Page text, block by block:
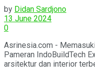
by Didan Sardjono
13 June 2024
0
Asrinesia.com -
Pameran IndoBuildTech
arsitektur dan interior